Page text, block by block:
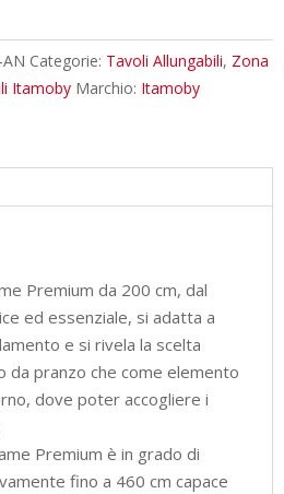
Categorie: Tavoli Allungabili, Zona
Itamoby Marchio: Itamoby
Premium da 200 cm, dal
ed essenziale, si adatta a
e si rivela la scelta
da pranzo che come elemento
dove poter accogliere i
Premium è in grado di
fino a 460 cm capace